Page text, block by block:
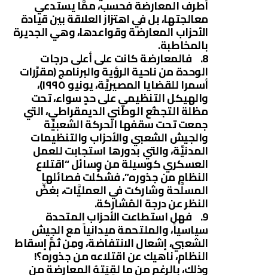
أطرف المعارضة فحسب، ممَّا يستدعي
معالجتها، بل في اهتزاز العلاقة بين قيادة
الأحزاب المعارضة وقواعدها، وهي الجديرة
بالمخاطبة.
8. فالمعارضة كانت على أعلى درجات
الوحدة من ناحية الرؤية والبرنامج (مقرَّرات
أسمرا للقضايا المصيريَّة، يونيو ١٩٩٥)،
والهيكل التنظيمي على حدٍ سواء، تحت
مظلة التجمُّع الوطني الديمقراطي، التي
جمعت تحت سقفها الحركة الشعبيَّة
والجيش الشعبي والأحزاب والتنظيمات
المدنيَّة، والتي بدورها استجابت للعمل
العسكري كوسيلة من وسائل “اقتلاع
النظام من جذوره”، فشكَّلت فصائلها
المسلَّحة وشاركت في العمليَّات، بغضِّ
النظر عن درجة المُشاركة.
9. فهل استطاعت الأحزاب المتحدة
سياسياً، والملتحمة ميدانياً مع الجيش
الشعبي، إشعال الانتفاضة، ومِن ثمَّ إسقاط
النظام، ناهيك عن اقتلاعه من جذوره؟!
وذلك، بالرغم من ما لقِيَتهُ المعارضة من